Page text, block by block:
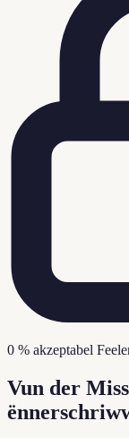
0 % akzeptabel
Vun der